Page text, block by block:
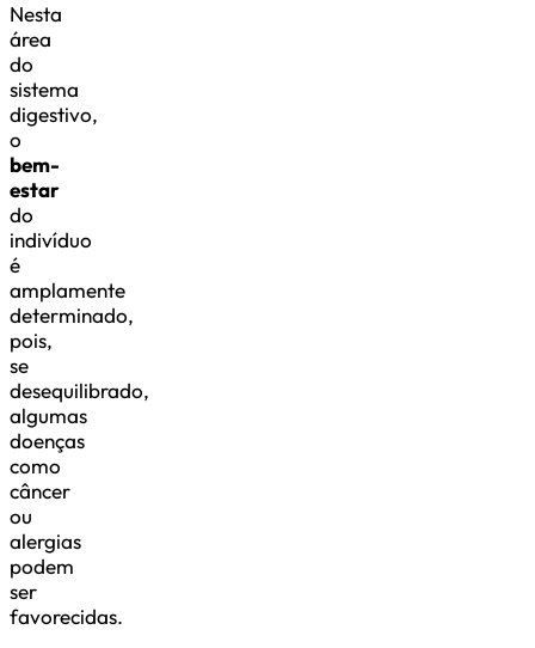
Nesta
área
do
sistema
digestivo,
o
bem-
estar
do
indivíduo
é
amplamente
determinado,
pois,
se
desequilibrado,
algumas
doenças
como
câncer
ou
alergias
podem
ser
favorecidas.